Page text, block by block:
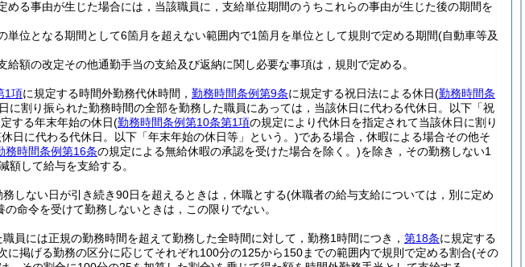
る事由が生じた場合には，当該職員に，支給単位期間のうちこれらの事由が生じた後の期間を
位となる期間として6箇月を超えない範囲内で1箇月を単位として規則で定める期間(自動車等及
額の改定その他通勤手当の支給及び返納に関し必要な事項は，規則で定める。
1項に規定する時間外勤務代休時間， 勤務時間条例第9条に規定する祝日法による休日(勤務時間条
に割り振られた勤務時間の全部を勤務した職員にあっては，当該休日に代わる代休日。以下「祝
する年末年始の休日(勤務時間条例第10条第1項の規定により代休日を指定されて当該休日に割り
日に代わる代休日。以下「年末年始の休日等」という。)である場合，休暇による場合その他そ
務時間条例第16条の規定による無給休暇の承認を受けた場合を除く。)を除き，その勤務しない1
額して給与を支給する。
しない日が引き続き90日を超えるときは，休職とする(休職者の給与支給については，別に定め
命令を受けて勤務しないときは，この限りでない。
員には正規の勤務時間を超えて勤務した全時間に対して，勤務1時間につき， 第18条に規定する
掲げる勤務の区分に応じてそれぞれ100分の125から150までの範囲内で規則で定める割合(その